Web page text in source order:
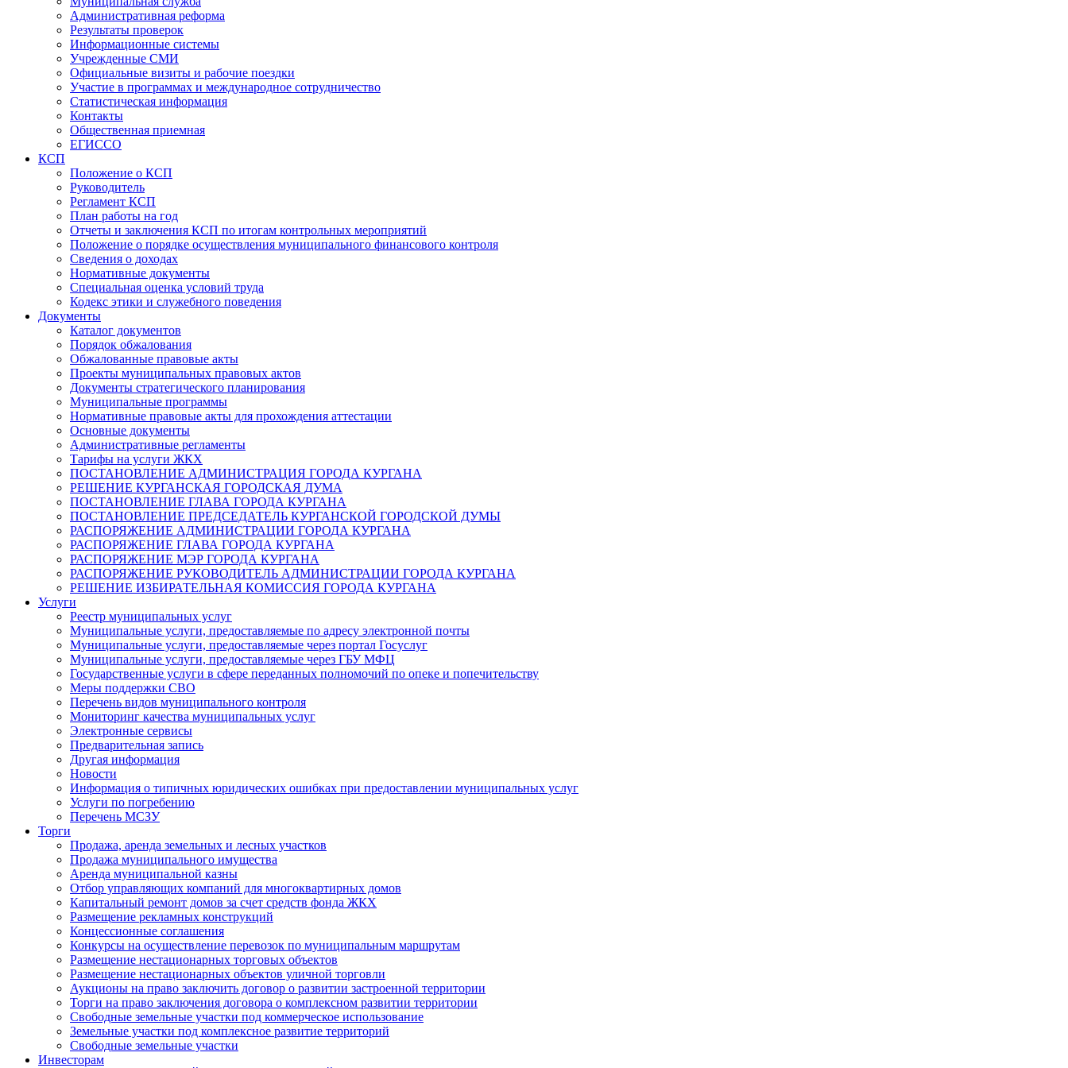
Административная реформа
Результаты проверок
Информационные системы
Учрежденные СМИ
Официальные визиты и рабочие поездки
Участие в программах и международное сотрудничество
Статистическая информация
Контакты
Общественная приемная
ЕГИССО
КСП
Положение о КСП
Руководитель
Регламент КСП
План работы на год
Отчеты и заключения КСП по итогам контрольных мероприятий
Положение о порядке осуществления муниципального финансового контроля
Сведения о доходах
Нормативные документы
Специальная оценка условий труда
Кодекс этики и служебного поведения
Документы
Каталог документов
Порядок обжалования
Обжалованные правовые акты
Проекты муниципальных правовых актов
Документы стратегического планирования
Муниципальные программы
Нормативные правовые акты для прохождения аттестации
Основные документы
Административные регламенты
Тарифы на услуги ЖКХ
ПОСТАНОВЛЕНИЕ АДМИНИСТРАЦИЯ ГОРОДА КУРГАНА
РЕШЕНИЕ КУРГАНСКАЯ ГОРОДСКАЯ ДУМА
ПОСТАНОВЛЕНИЕ ГЛАВА ГОРОДА КУРГАНА
ПОСТАНОВЛЕНИЕ ПРЕДСЕДАТЕЛЬ КУРГАНСКОЙ ГОРОДСКОЙ ДУМЫ
РАСПОРЯЖЕНИЕ АДМИНИСТРАЦИИ ГОРОДА КУРГАНА
РАСПОРЯЖЕНИЕ ГЛАВА ГОРОДА КУРГАНА
РАСПОРЯЖЕНИЕ МЭР ГОРОДА КУРГАНА
РАСПОРЯЖЕНИЕ РУКОВОДИТЕЛЬ АДМИНИСТРАЦИИ ГОРОДА КУРГАНА
РЕШЕНИЕ ИЗБИРАТЕЛЬНАЯ КОМИССИЯ ГОРОДА КУРГАНА
Услуги
Реестр муниципальных услуг
Муниципальные услуги, предоставляемые по адресу электронной почты
Муниципальные услуги, предоставляемые через портал Госуслуг
Муниципальные услуги, предоставляемые через ГБУ МФЦ
Государственные услуги в сфере переданных полномочий по опеке и попечительству
Меры поддержки СВО
Перечень видов муниципального контроля
Мониторинг качества муниципальных услуг
Электронные сервисы
Предварительная запись
Другая информация
Новости
Информация о типичных юридических ошибках при предоставлении муниципальных услуг
Услуги по погребению
Перечень МСЗУ
Торги
Продажа, аренда земельных и лесных участков
Продажа муниципального имущества
Аренда муниципальной казны
Отбор управляющих компаний для многоквартирных домов
Капитальный ремонт домов за счет средств фонда ЖКХ
Размещение рекламных конструкций
Концессионные соглашения
Конкурсы на осуществление перевозок по муниципальным маршрутам
Размещение нестационарных торговых объектов
Размещение нестационарных объектов уличной торговли
Аукционы на право заключить договор о развитии застроенной территории
Торги на право заключения договора о комплексном развитии территории
Свободные земельные участки под коммерческое использование
Земельные участки под комплексное развитие территорий
Свободные земельные участки
Инвесторам